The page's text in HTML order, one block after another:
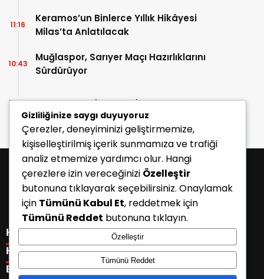
Keramos’un Binlerce Yıllık Hikâyesi
Milas’ta Anlatılacak
11:16
Muğlaspor, Sarıyer Maçı Hazırlıklarını
Sürdürüyor
10:43
Enes Koç Bodrum FK’da
10:41
KATEGORİLER
Menü seçimi yapın. WP-ADMIN → Görünüm → Menüler
sayfasından menü eşleştirmesi yapınız.
KISAYOLLAR
Menü seçimi yapın. WP-ADMIN → Görünüm → Menüler
E-BÜLTEN
Gizliliğinize saygı duyuyoruz
Çerezler, deneyiminizi geliştirmemize,
kişiselleştirilmiş içerik sunmamıza ve trafiği
analiz etmemize yardımcı olur. Hangi
çerezlere izin vereceğinizi Özelleştir
butonuna tıklayarak seçebilirsiniz. Onaylamak
için Tümünü Kabul Et, reddetmek için
Tümünü Reddet butonuna tıklayın.
Özelleştir
Tümünü Reddet